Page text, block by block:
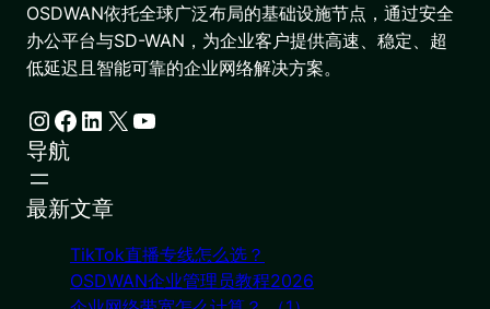
OSDWAN依托全球广泛布局的基础设施节点，通过安全
办公平台与SD-WAN，为企业客户提供高速、稳定、超
低延迟且智能可靠的企业网络解决方案。
Instagram Facebook LinkedIn X YouTube
导航
最新文章
TikTok直播专线怎么选？
OSDWAN企业管理员教程2026